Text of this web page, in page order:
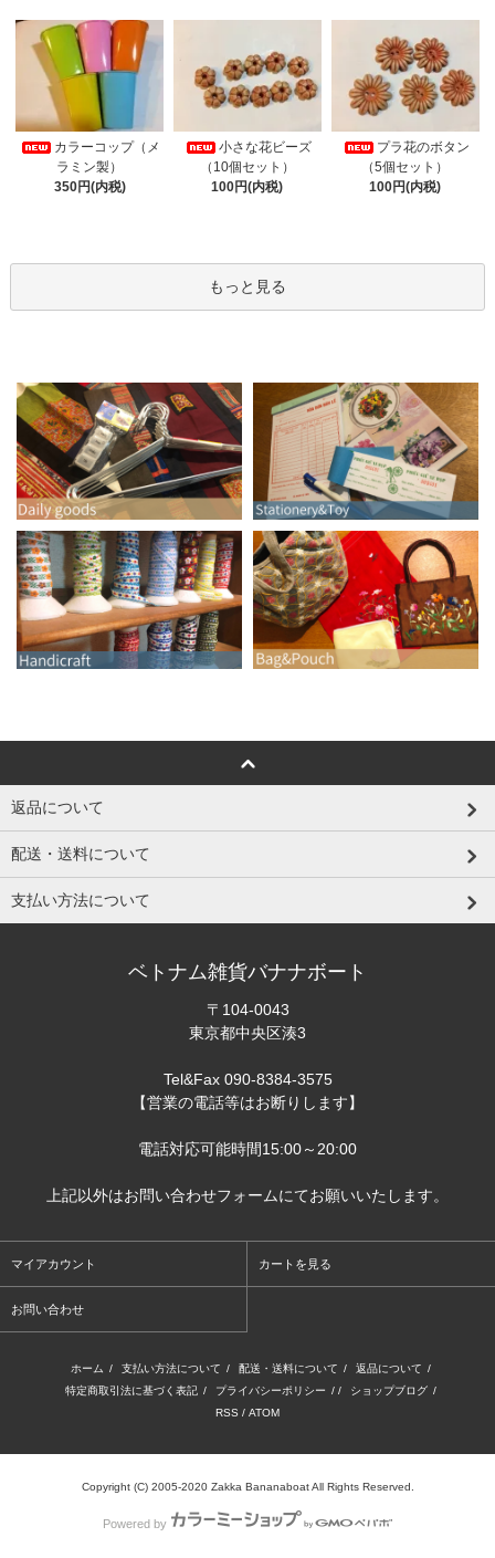
カラーコップ（メ
ラミン製）
350円(内税)
小さな花ビーズ
（10個セット）
100円(内税)
プラ花のボタン
（5個セット）
100円(内税)
もっと見る
返品について
配送・送料について
支払い方法について
ベトナム雑貨バナナボート
〒104-0043
東京都中央区湊3
Tel&Fax 090-8384-3575
【営業の電話等はお断りします】
電話対応可能時間15:00～20:00
上記以外はお問い合わせフォームにてお願いいたします。
マイアカウント カートを見る
お問い合わせ
ホーム / 支払い方法について / 配送・送料について / 返品について /
特定商取引法に基づく表記 / プライバシーポリシー / / ショップブログ /
RSS / ATOM
Copyright (C) 2005-2020 Zakka Bananaboat All Rights Reserved.
Powered by